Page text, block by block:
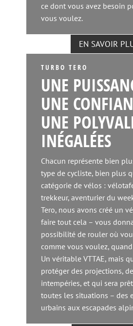
ce dont vous avez besoin
vous voulez.
EN SAVOIR
TURBO TERO
UNE
UNE
UNE
INÉGALÉES
Chacun représente bien
type de cycliste, bien plus
catégorie de vélos :
trekkeur, aventurier du
Tero, nous avons créé un
faire tout cela – vous
possibilité de rouler où
comme vous voulez,
Un véritable VTTAE, mais
protéger des projections,
intempéries, et qui sera
toutes les situations – des
urbains aux escapades